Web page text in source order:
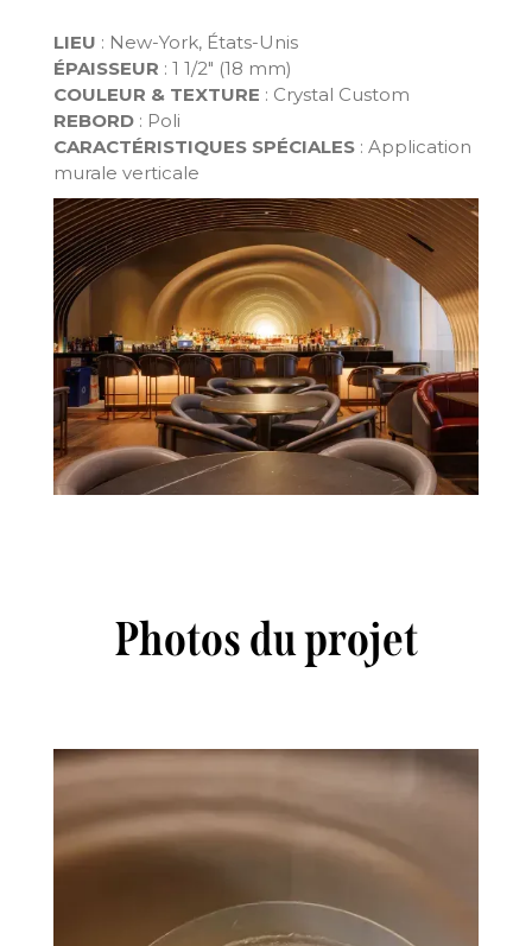
LIEU : New-York, États-Unis
ÉPAISSEUR : 1 1/2" (18 mm)
COULEUR & TEXTURE : Crystal Custom
REBORD: Poli
CARACTÉRISTIQUES SPÉCIALES: Application
murale verticale
Photos du projet